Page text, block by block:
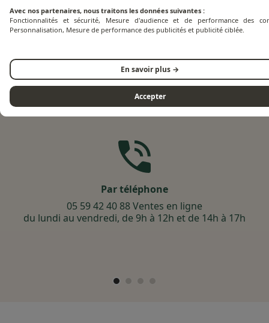
Besoin d'aide ?
Par téléphone
05 59 42 40 88 Ventes en ligne
du lundi au vendredi, de 9h à 12h et de 14h à 17h
Avec nos partenaires, nous traitons les données suivantes :
Fonctionnalités et sécurité, Mesure d'audience et de performance des
Personnalisation, Mesure de performance des publicités et publicité ciblée.
En savoir plus →
Accepter